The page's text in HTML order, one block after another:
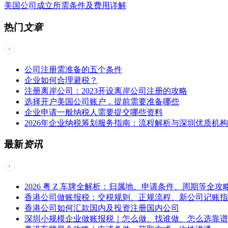
美国公司成立所需条件及费用详解
热门 文章
公司注册需准备的五个条件
企业如何合理避税？
注册离岸公司：2023开设离岸公司注册的攻略
选择开户美国公司账户，提前需要准备哪些
企业申请一般纳税人需要提交哪些资料
2026年企业纳税筹划服务指南：流程解析与深圳优质机
最新资讯
2026 粤 Z 车牌全解析：归属地、申请条件、周期等全攻
香港公司做账报税：交税规则、正规流程、新公司记账
香港公司如何汇款国内及投资注册国内公司
深圳小规模企业做账报税｜怎么做、找谁做、怎么选靠